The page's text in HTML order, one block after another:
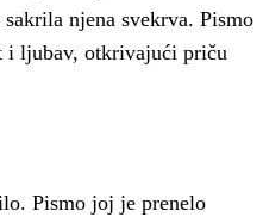
njena svekrva. Pismo
i ljubav, otkrivajući priču
Pismo joj je prenelo